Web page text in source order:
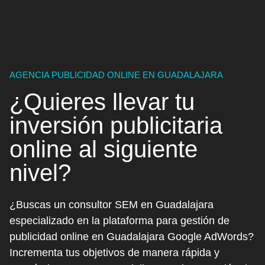
AGENCIA PUBLICIDAD ONLINE EN GUADALAJARA
¿Quieres llevar tu
inversión publicitaria
online al siguiente
nivel?
¿Buscas un consultor SEM en Guadalajara
especializado en la plataforma para gestión de
publicidad online en Guadalajara Google AdWords?
Incrementa tus objetivos de manera rápida y